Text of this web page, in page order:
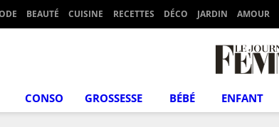
BEAUTÉ CUISINE RECETTES DÉCO JARDIN AMOUR
CONSO GROSSESSE BÉBÉ ENFANT